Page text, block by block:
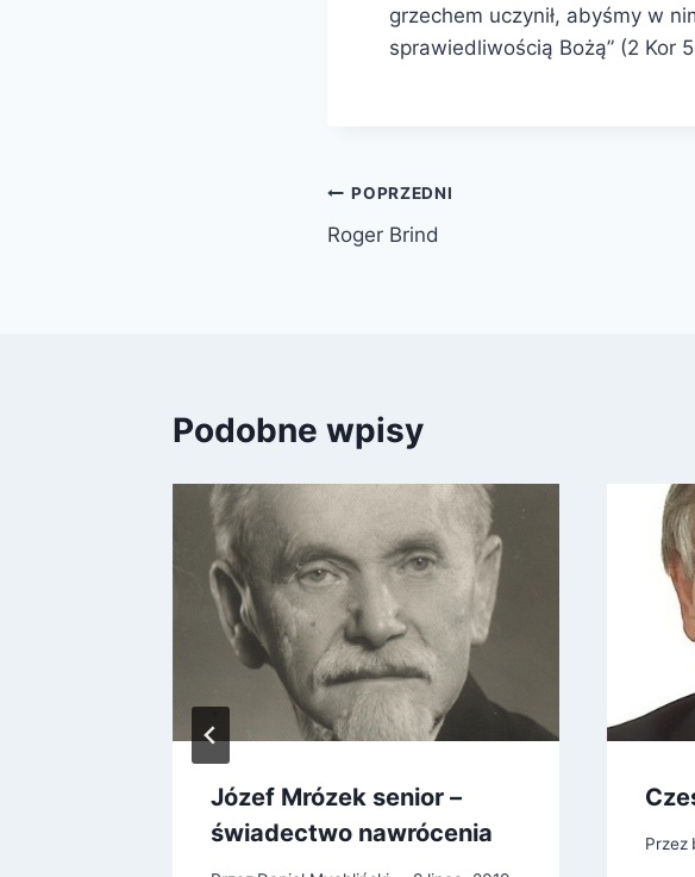
grzechem uczynił, abyśmy w
sprawiedliwością Bożą” (2 Kor
POPRZEDNI
Roger Brind
Podobne wpisy
Józef Mrózek senior –
świadectwo nawrócenia
Przez